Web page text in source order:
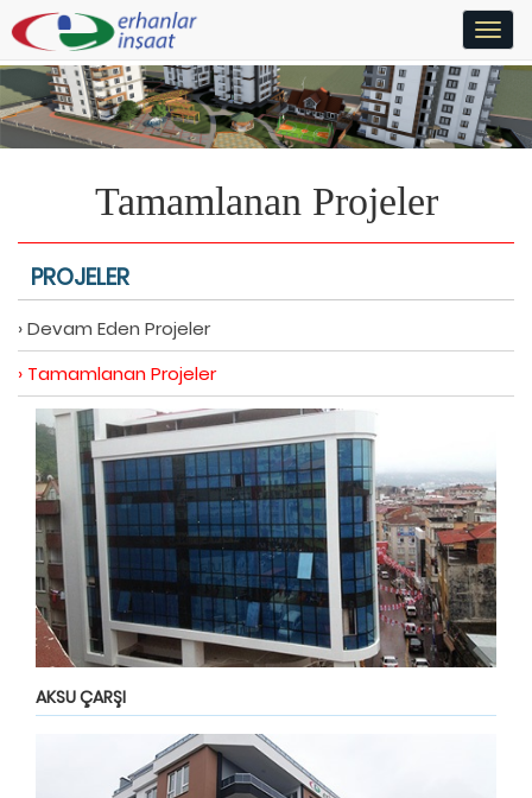
Tamamlanan Projeler
PROJELER
›Devam Eden Projeler
› Tamamlanan Projeler
AKSU ÇARŞI